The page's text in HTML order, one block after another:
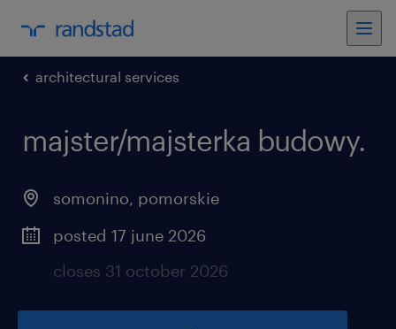
architectural services
majster/majsterka budowy.
somonino, pomorskie
posted 17 june 2026
closes 31 october 2026